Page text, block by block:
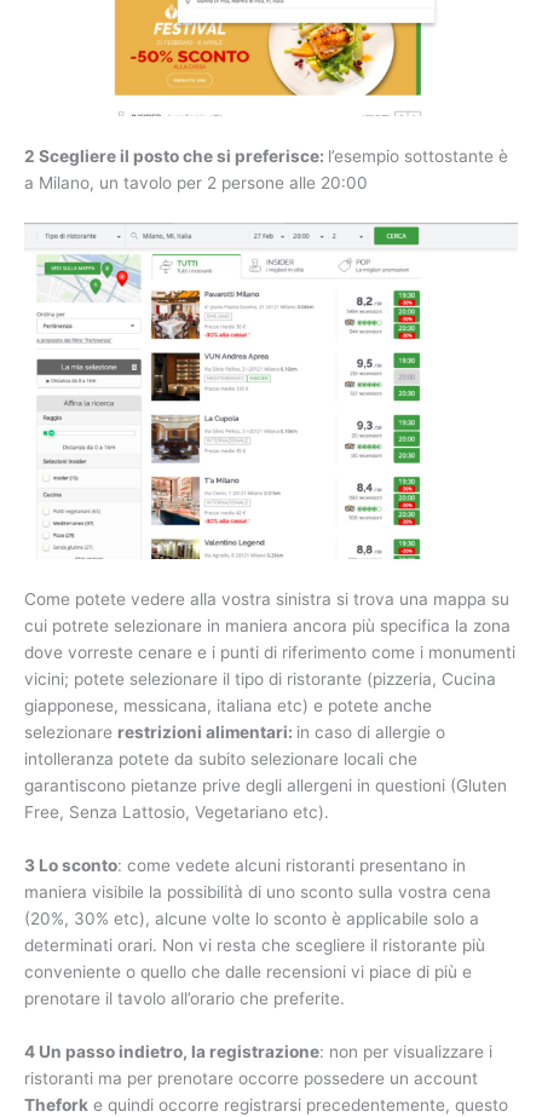
2 Scegliere il posto che si preferisce: l’esempio sottostante è
a Milano, un tavolo per 2 persone alle 20:00
Come potete vedere alla vostra sinistra si trova una mappa su
cui potrete selezionare in maniera ancora più specifica la zona
dove vorreste cenare e i punti di riferimento come i monumenti
vicini; potete selezionare il tipo di ristorante (pizzeria, Cucina
giapponese, messicana, italiana etc) e potete anche
selezionare restrizioni alimentari: in caso di allergie o
intolleranza potete da subito selezionare locali che
garantiscono pietanze prive degli allergeni in questioni (Gluten
Free, Senza Lattosio, Vegetariano etc).
3 Lo sconto: come vedete alcuni ristoranti presentano in
maniera visibile la possibilità di uno sconto sulla vostra cena
(20%, 30% etc), alcune volte lo sconto è applicabile solo a
determinati orari. Non vi resta che scegliere il ristorante più
conveniente o quello che dalle recensioni vi piace di più e
prenotare il tavolo all’orario che preferite.
4 Un passo indietro, la registrazione: non per visualizzare i
ristoranti ma per prenotare occorre possedere un account
Thefork e quindi occorre registrarsi precedentemente, questo